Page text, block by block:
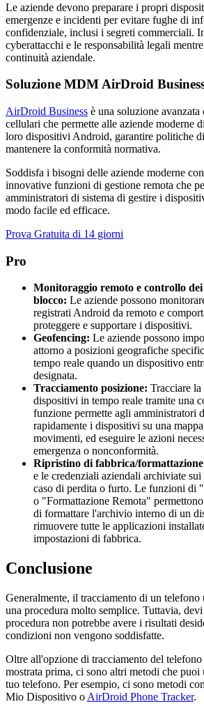
Le aziende devono preparare i propri
emergenze e incidenti per evitare fughe di
confidenziale, inclusi i segreti commerciali.
cyberattacchi e le responsabilità legali
continuità aziendale.
Soluzione MDM AirDroid
AirDroid Business è una soluzione
cellulari che permette alle aziende moderne
loro dispositivi Android, garantire politiche
mantenere la conformità normativa.
Soddisfa i bisogni delle aziende moderne
innovative funzioni di gestione remota che
amministratori di sistema di gestire i
modo facile ed efficace.
Prova Gratuita di 14 giorni
Pro
Monitoraggio remoto e controllo
blocco: Le aziende possono
registrati Android da remoto e
proteggere e supportare i dispositivi.
Geofencing: Le aziende possono
attorno a posizioni geografiche
tempo reale quando un dispositivo
designata.
Tracciamento posizione: Tracciare
dispositivi in tempo reale tramite una
funzione permette agli amministratori
rapidamente i dispositivi su una
movimenti, ed eseguire le azioni
emergenza o nonconformità.
Ripristino di fabbrica/
e le credenziali aziendali archiviate
caso di perdita o furto. Le funzioni di
o "Formattazione Remota"
di formattare l'archivio interno di un
rimuovere tutte le applicazioni
impostazioni di fabbrica.
Conclusione
Generalmente, il tracciamento di un telefono
una procedura molto semplice. Tuttavia, devi
procedura non potrebbe avere i risultati
condizioni non vengono soddisfatte.
Oltre all'opzione di tracciamento del
mostrata prima, ci sono altri metodi che puoi
tuo telefono. Per esempio, ci sono metodi
Mio Dispositivo o AirDroid Phone Tracker.